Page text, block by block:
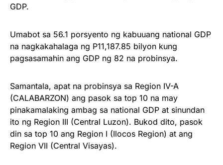
GDP.
Umabot sa 56.1 porsyento ng kabuuang national GDP
na nagkakahalaga ng P11,187.85 bilyon kung
pagsasamahin ang GDP ng 82 na probinsya.
Samantala, apat na probinsya sa Region IV-A
(CALABARZON) ang pasok sa top 10 na may
pinakamalaking ambag sa national GDP at sinundan
ito ng Region III (Central Luzon). Bukod dito, pasok
din sa top 10 ang Region I (Ilocos Region) at ang
Region VII (Central Visayas).